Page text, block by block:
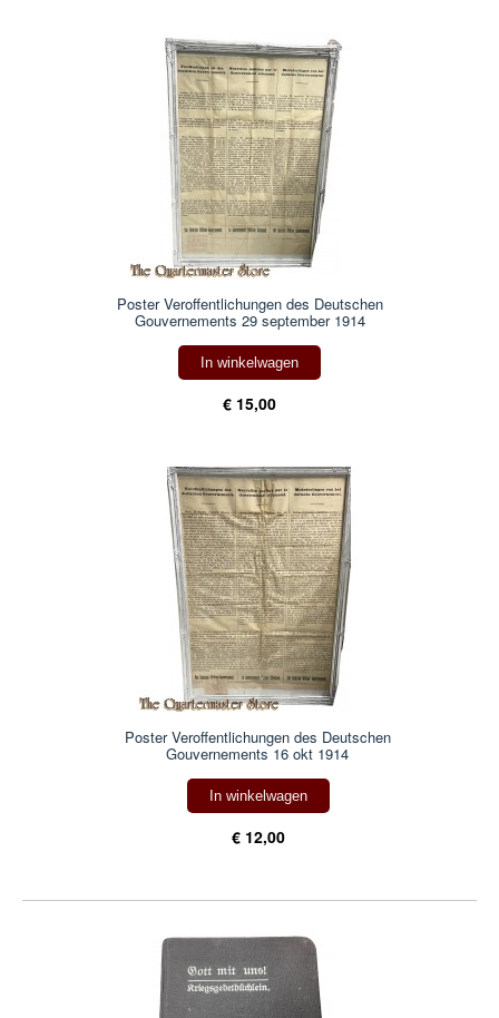
Poster Veroffentlichungen des Deutschen
Gouvernements 29 september 1914
In winkelwagen
€ 15,00
Poster Veroffentlichungen des Deutschen
Gouvernements 16 okt 1914
In winkelwagen
€ 12,00